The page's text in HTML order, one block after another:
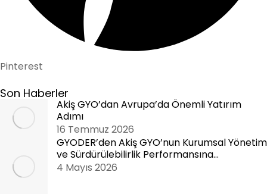
Pinterest
Son Haberler
Akiş GYO’dan Avrupa’da Önemli Yatırım
Adımı
16 Temmuz 2026
GYODER’den Akiş GYO’nun Kurumsal Yönetim
ve Sürdürülebilirlik Performansına…
4 Mayıs 2026